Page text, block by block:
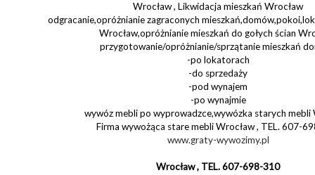
Wrocław , Likwidacja mieszkań Wrocław
odgracanie,opróżnianie zagraconych
Wrocław,opróżnianie mieszkań do gołych ścian
przygotowanie/opróżnianie/sprzątanie mieszkań
-po lokatorach
-do sprzedaży
-pod wynajem
-po wynajmie
wywóz mebli po wyprowadzce,wywózka starych mebli
Firma wywożąca stare mebli Wrocław , TEL. 607-
www.graty-wywozimy.pl
Wrocław , TEL. 607-698-310